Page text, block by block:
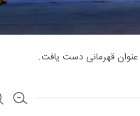
عنوان قهرمانی دست یافت.